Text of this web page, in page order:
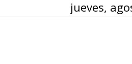
jueves,